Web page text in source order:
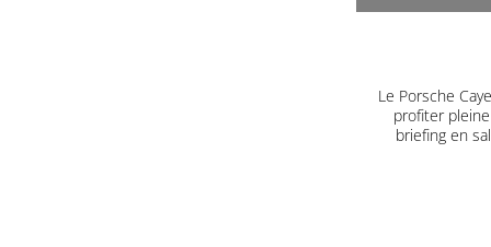
Le Porsche
profiter
briefing en